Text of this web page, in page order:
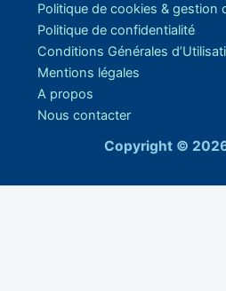
Politique de cookies & gestion
Politique de confidentialité
Conditions Générales
Mentions légales
A propos
Nous contacter
Copyright ©